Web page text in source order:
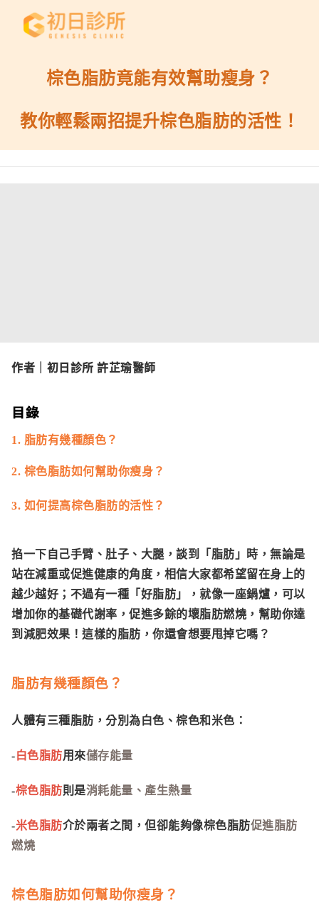
棕色脂肪竟能有效幫助瘦身？
教你輕鬆兩招提升棕色脂肪的活性！
作者｜ 初日診所 許芷瑜醫師
目錄
1. 脂肪有幾種顏色？
2. 棕色脂肪如何幫助你瘦身？
3. 如何提高棕色脂肪的活性？
掐一下自己手臂、肚子、大腿，談到「脂肪」時，無論是
站在減重或促進健康的角度，相信大家都希望留在身上的
越少越好；不過有一種「好脂肪」，就像一座鍋爐，可以
增加你的基礎代謝率，促進多餘的壞脂肪燃燒，幫助你達
到減肥效果！這樣的脂肪，你還會想要甩掉它嗎？
脂肪有幾種顏色？
人體有三種脂肪，分別為白色、棕色和米色 ：
-白色脂肪用來儲存能量
-棕色脂肪則是消耗能量 、 產生熱量
-米色脂肪介於兩者之間，但卻能夠像棕色脂肪促進脂肪
燃燒
棕色脂肪如何幫助你瘦身？